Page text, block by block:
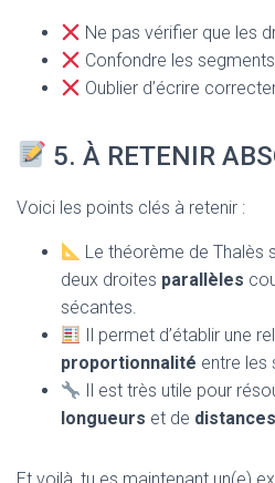
Ne pas vérifier que les
Confondre les
Oublier d’écrire
5. À RETENIR
Voici les points clés à retenir :
Le théorème de Thalès
deux droites parallèles
sécantes.
Il permet d’établir une
proportionnalité entre les
Il est très utile pour
longueurs et de distances